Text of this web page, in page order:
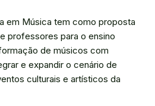
em Música tem como proposta
professores para o ensino
de músicos com
e expandir o cenário de
culturais e artísticos da